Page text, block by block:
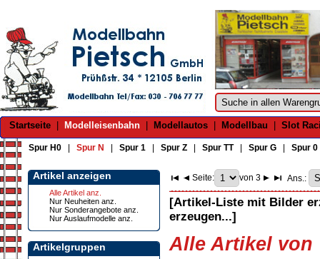
Startseite Modelleisenbahn Modellautos Modellbau Slot
Spur H0 Spur N Spur 1 Spur Z Spur TT| Spur G Spur 0
Artikel anzeigen
Alle Artikel anz.
Nur Neuheiten anz.
Nur Sonderangebote anz.
Nur Auslaufmodelle anz.
Artikelgruppen
Seite: von 3 Ans.:
[Artikel-Liste mit Bilder
erzeugen...]
Alle Artikel von